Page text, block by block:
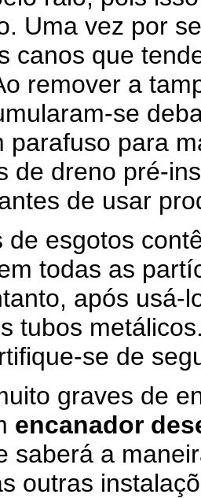
Uma vez por
canos que
remover a
se
parafuso para
de dreno pré-
de usar
de esgotos
todas as
após usá-
tubos
se de
graves de
encanador
saberá a
outras